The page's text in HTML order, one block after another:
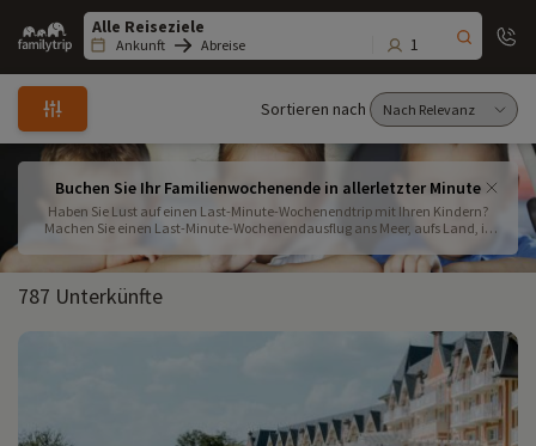
Family
trip
Ankunft Abreise 1
Sortieren nach
Buchen Sie Ihr Familienwochenende in allerletzter Minute
Haben Sie Lust auf einen Last-Minute-Wochenendtrip mit Ihren Kindern?
Machen Sie einen Last-Minute-Wochenendausflug ans Meer, aufs Land, in
Paris entfernt! Folgen Sie dem Leitfaden für Ihr Wochenende überall in
Frankreich
787 Unterkünfte